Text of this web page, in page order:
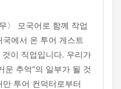
〉 모국어로 함께 작업
에서 온 투어 게스트
것이 직업입니다. 우리가
운 추억”의 일부가 될 것
투어 컨덕터로부터